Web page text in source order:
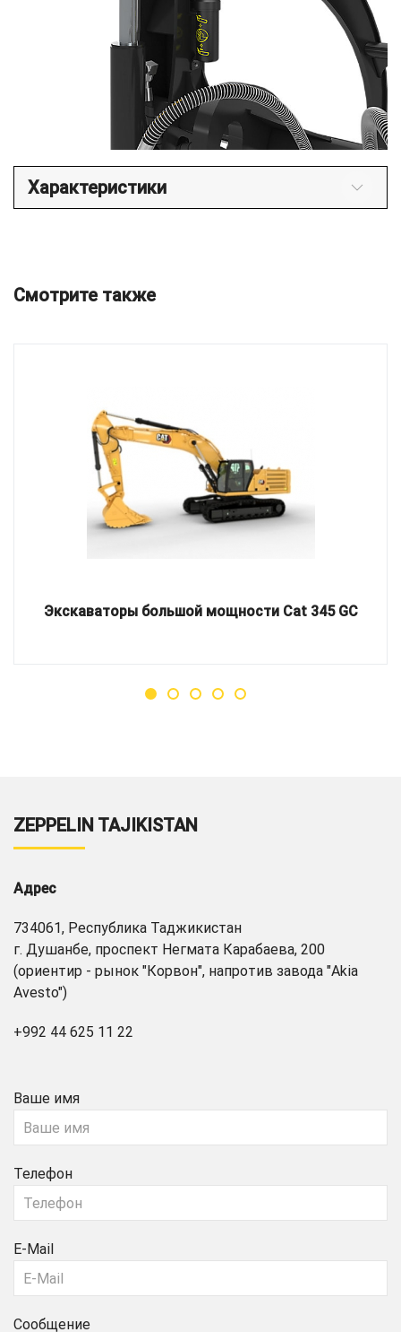
Характеристики
Смотрите также
Экскаваторы большой мощности Cat 345 GC
ZEPPELIN TAJIKISTAN
Адрес
734061, Республика Таджикистан
г. Душанбе, проспект Негмата Карабаева, 200
(ориентир - рынок "Корвон", напротив завода "Akia
Avesto")
+992 44 625 11 22
Ваше имя
Телефон
E-Mail
Сообщение